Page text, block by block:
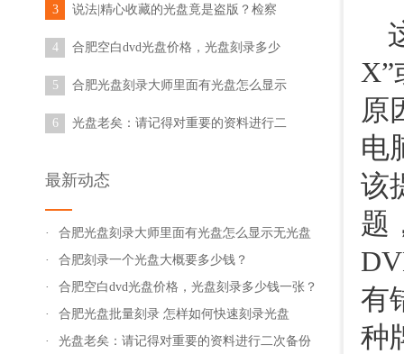
3
说法|精心收藏的光盘竟是盗版？检察
4
合肥空白dvd光盘价格，光盘刻录多少
5
合肥光盘刻录大师里面有光盘怎么显示
6
光盘老矣：请记得对重要的资料进行二
最新动态
·
合肥光盘刻录大师里面有光盘怎么显示无光盘
·
合肥刻录一个光盘大概要多少钱？
·
合肥空白dvd光盘价格，光盘刻录多少钱一张？
·
合肥光盘批量刻录 怎样如何快速刻录光盘
·
光盘老矣：请记得对重要的资料进行二次备份
X”
原
电
该
题
有
种